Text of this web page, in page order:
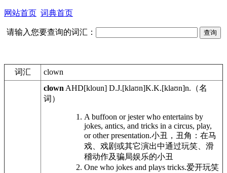
网站首页 词典首页
请输入您要查询的词汇：
词汇 clown
clown AHD[kloun] D.J.[klaʊn]K.K.[klaʊn]n. （名
词）
A buffoon or jester who entertains by
jokes, antics, and tricks in a circus, play,
or other presentation.小丑，丑角：在马
戏、戏剧或其它演出中通过玩笑、滑
稽动作及骗局娱乐的小丑
One who jokes and plays tricks.爱开玩笑